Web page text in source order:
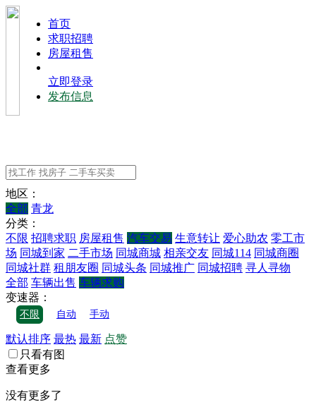
⾸⻚
求职招聘
房屋租售
立即登录
发布信息
地区：
全部 青龙
分类：
不限 招聘求职 房屋租售 汽车交易 生意转让 爱心助农 零工市
场 同城到家 二手市场 同城商城 相亲交友 同城114 同城商圈
同城社群 租朋友圈 同城头条 同城推广 同城招聘 寻人寻物
全部 车辆出售 车辆求购
变速器：
不限 自动 手动
默认排序 最热 最新 点赞
只看有图
查看更多
没有更多了